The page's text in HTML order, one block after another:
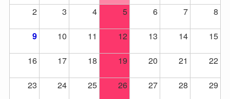
2
3 4 5 6 7 8
9 10 11 12 13 14
15
16
17 18 19 20 21
22
23
24 25 26 27 28
29